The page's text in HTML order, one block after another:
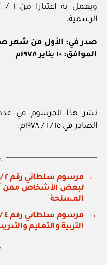
الرسمية.
صدر في: الأول من شهر صفر
الموافق: ١٠ يناير ١٩٧٨م
الصادر في ١٥ / ١ / ١٩٧٨م.
←
لبعض الأشخاص ممن
المسلحة
→
التربية والتعليم